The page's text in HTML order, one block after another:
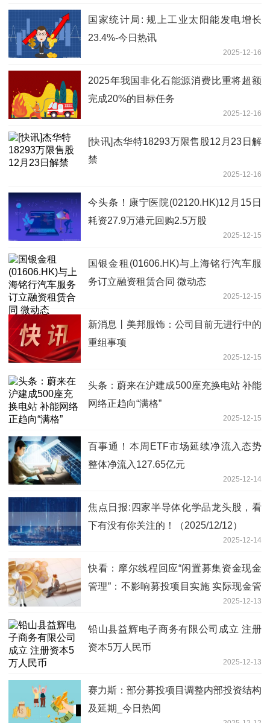
国家统计局: 规上工业太阳能发电增长
23.4%-今日热讯
2025-12-16
2025年我国非化石能源消费比重将超额
完成20%的目标任务
2025-12-16
[快讯]杰华特18293万限售股12月23日解
禁
2025-12-16
今头条！康宁医院(02120.HK)12月15日
耗资27.9万港元回购2.5万股
2025-12-15
国银金租(01606.HK)与上海铭行汽车服
务订立融资租赁合同 微动态
2025-12-15
新消息丨美邦服饰：公司目前无进行中的
重组事项
2025-12-15
头条：蔚来在沪建成500座充换电站 补能
网络正趋向“满格”
2025-12-15
百事通！本周ETF市场延续净流入态势
整体净流入127.65亿元
2025-12-14
焦点日报:四家半导体化学品龙头股，看
下有没有你关注的！（2025/12/12）
2025-12-14
快看：摩尔线程回应“闲置募集资金现金
管理”：不影响募投项目实施 实际现金管
2025-12-13
铅山县益辉电子商务有限公司成立 注册
资本5万人民币
2025-12-13
赛力斯：部分募投项目调整内部投资结构
及延期_今日热闻